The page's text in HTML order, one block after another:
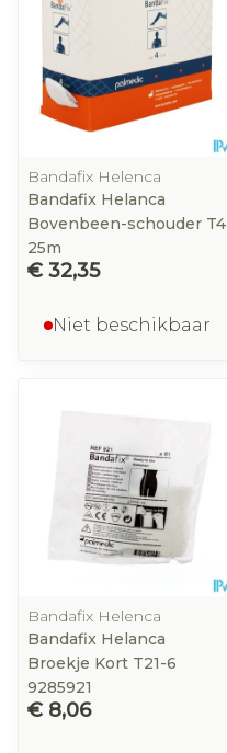
Bandafix Helenca
Bandafix Helanca
Bovenbeen-schouder T4
25m
€ 32,35
Niet beschikbaar
Bandafix Helenca
Bandafix Helanca
Broekje Kort T21-6
9285921
€ 8,06